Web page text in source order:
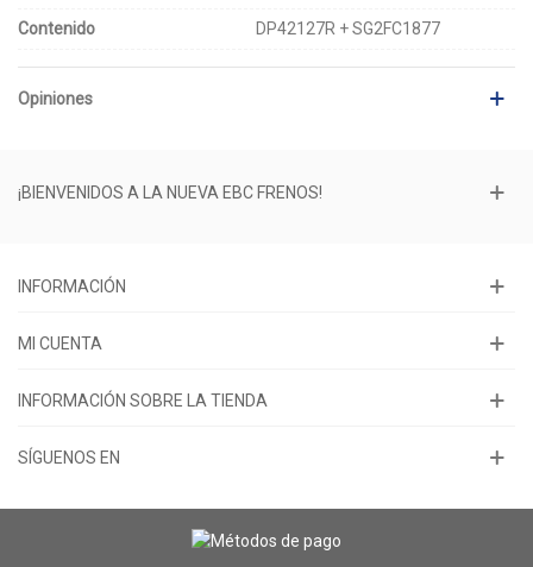
Contenido DP42127R + SG2FC1877
Opiniones
¡BIENVENIDOS A LA NUEVA EBC FRENOS!
INFORMACIÓN
MI CUENTA
INFORMACIÓN SOBRE LA TIENDA
SÍGUENOS EN